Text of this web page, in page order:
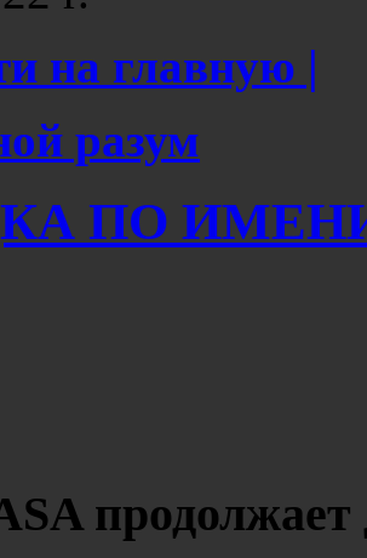
на главную |
разум
ПО ИМЕНИ
продолжает